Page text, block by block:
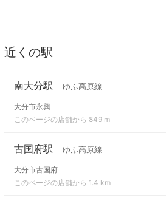
近くの駅
南大分駅 ゆふ高原線
大分市永興
このページの店舗から 849 m
古国府駅 ゆふ高原線
大分市古国府
このページの店舗から 1.4 km